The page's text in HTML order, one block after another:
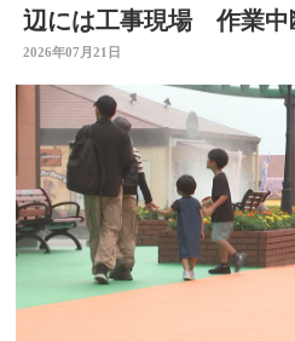
辺には工事現場 作業中
を協議 大分
2026年07月21日